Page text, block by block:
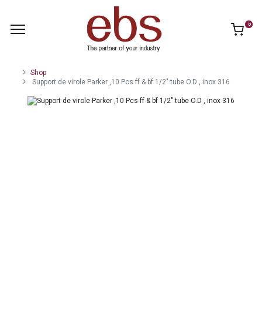
0
Shop
Support de virole Parker ,10 Pcs ff & bf 1/2" tube O.D , inox 316